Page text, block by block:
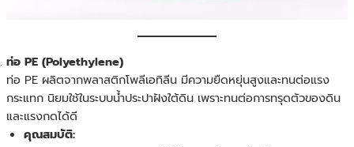
ท่อ PE (Polyethylene)
ท่อ PE ผลิตจากพลาสติกโพลีเอทิลีน มีความยืดหยุ่นสูงและทนต่อแรง
กระแทก นิยมใช้ในระบบน้ำประปาฝังใต้ดิน เพราะทนต่อการทรุดตัวของดิน
และแรงกดได้ดี
คุณสมบัติ: